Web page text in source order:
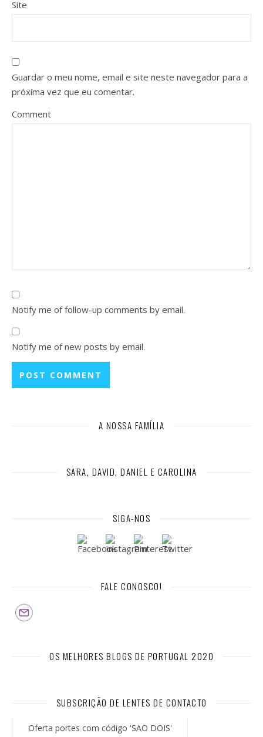
Site
Guardar o meu nome, email e site neste navegador para a
próxima vez que eu comentar.
Comment
Notify me of follow-up comments by email.
Notify me of new posts by email.
A NOSSA FAMÍLIA
SARA, DAVID, DANIEL E CAROLINA
SIGA-NOS
FALE CONOSCO!
OS MELHORES BLOGS DE PORTUGAL 2020
SUBSCRIÇÃO DE LENTES DE CONTACTO
Oferta portes com código 'SAO DOIS'